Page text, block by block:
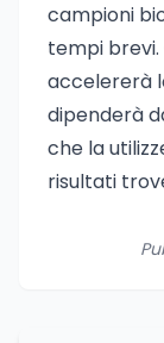
campioni
tempi
accelererà
dipenderà
che la
risultati